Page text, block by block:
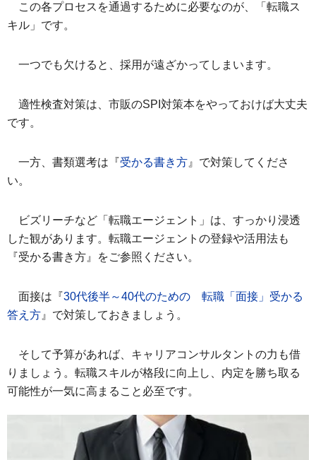
この各プロセスを通過するために必要なのが、「転職ス
キル」です。
一つでも欠けると、採用が遠ざかってしまいます。
適性検査対策は、市販のSPI対策本をやっておけば大丈夫
です。
一方、書類選考は『受かる書き方 』で対策してくださ
い。
ビズリーチなど「転職エージェント」は、すっかり浸透
した観があります。転職エージェントの登録や活用法も
『受かる書き方』をご参照ください。
面接は『30代後半～40代のための 転職「面接」受かる
答え方 』で対策しておきましょう。
そして予算があれば、キャリアコンサルタントの力も借
りましょう。転職スキルが格段に向上し、内定を勝ち取る
可能性が一気に高まること必至です。